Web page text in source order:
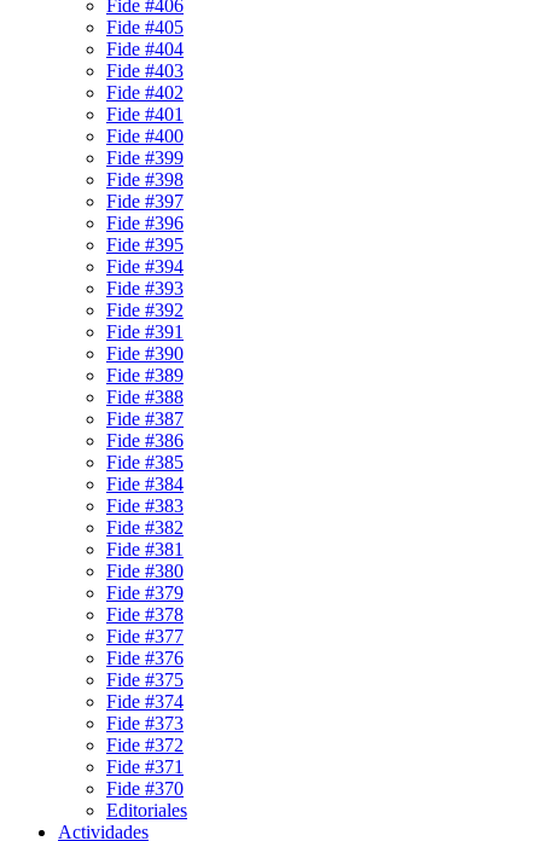
Fide #406
Fide #405
Fide #404
Fide #403
Fide #402
Fide #401
Fide #400
Fide #399
Fide #398
Fide #397
Fide #396
Fide #395
Fide #394
Fide #393
Fide #392
Fide #391
Fide #390
Fide #389
Fide #388
Fide #387
Fide #386
Fide #385
Fide #384
Fide #383
Fide #382
Fide #381
Fide #380
Fide #379
Fide #378
Fide #377
Fide #376
Fide #375
Fide #374
Fide #373
Fide #372
Fide #371
Fide #370
Editoriales
Actividades